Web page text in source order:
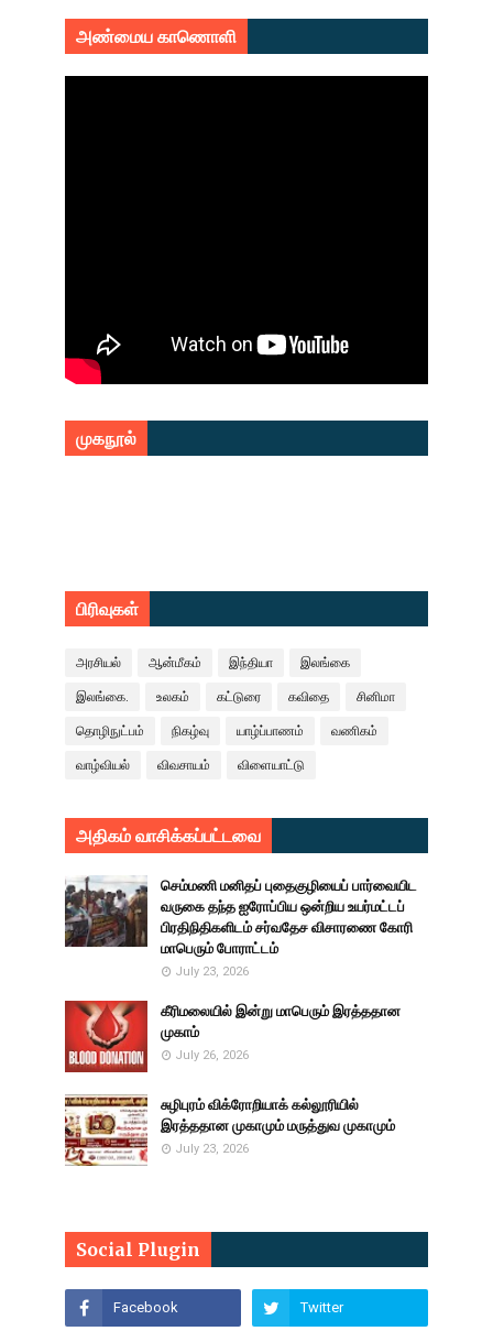
அண்மைய காணொளி
முகநூல்
பிரிவுகள்
அரசியல் ஆன்மீகம் இந்தியா இலங்கை
இலங்கை. உலகம் கட்டுரை கவிதை சினிமா
தொழிநுட்பம் நிகழ்வு யாழ்ப்பாணம் வணிகம்
வாழ்வியல் விவசாயம் விளையாட்டு
அதிகம் வாசிக்கப்பட்டவை
செம்மணி மனிதப் புதைகுழியைப் பார்வையிட
வருகை தந்த ஐரோப்பிய ஒன்றிய உயர்மட்டப்
பிரதிநிதிகளிடம் சர்வதேச விசாரணை கோரி
மாபெரும் போராட்டம்
July 23, 2026
கீரிமலையில் இன்று மாபெரும் இரத்ததான
முகாம்
July 26, 2026
சுழிபுரம் விக்ரோறியாக் கல்லூரியில்
இரத்ததான முகாமும் மருத்துவ முகாமும்
July 23, 2026
Social Plugin